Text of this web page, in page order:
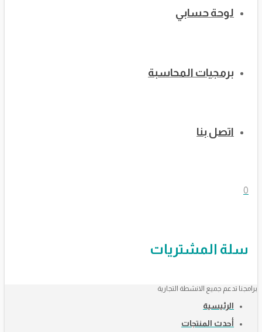
لوحة حسابي
برمجيات المحاسبة
اتصل بنا
0
سلة المشتريات
برامجنا تدعم جميع الانشطة التجارية
الرئيسية
أحدث المنتجات